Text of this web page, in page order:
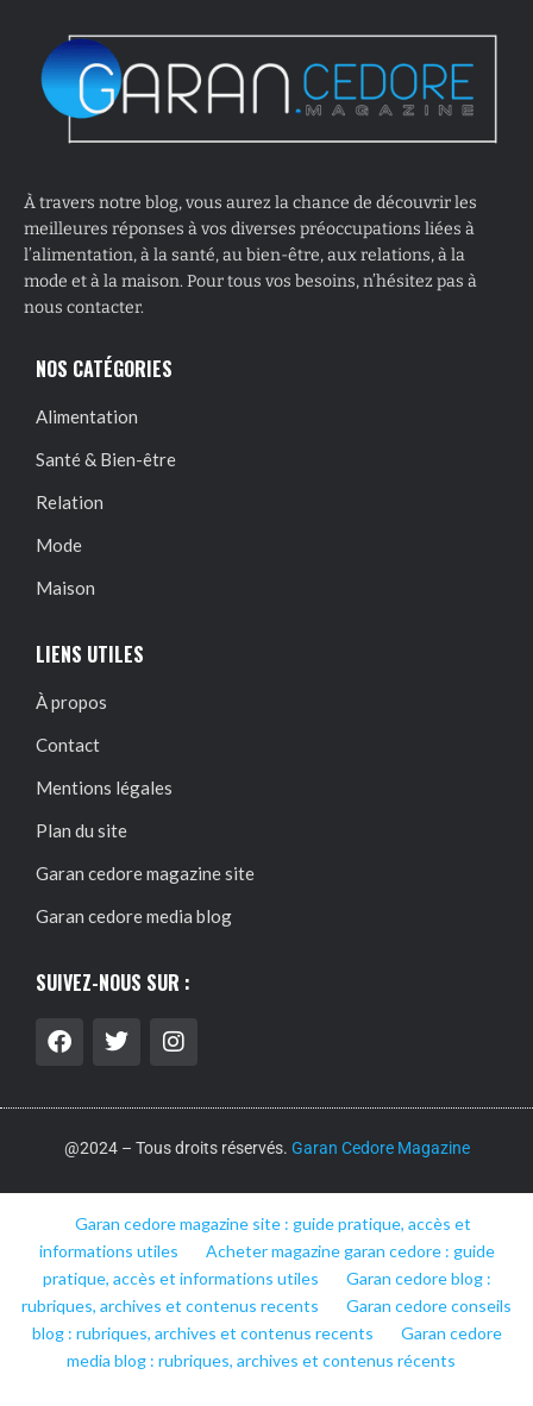
À travers notre blog, vous aurez la chance de découvrir les
meilleures réponses à vos diverses préoccupations liées à
l’alimentation, à la santé, au bien-être, aux relations, à la
mode et à la maison. Pour tous vos besoins, n’hésitez pas à
nous contacter.
NOS CATÉGORIES
Alimentation
Santé & Bien-être
Relation
Mode
Maison
LIENS UTILES
À propos
Contact
Mentions légales
Plan du site
Garan cedore magazine site
Garan cedore media blog
SUIVEZ-NOUS SUR :
@2024 – Tous droits réservés. Garan Cedore Magazine
Garan cedore magazine site : guide pratique, accès et
informations utiles
Acheter magazine garan cedore : guide
pratique, accès et informations utiles
Garan cedore blog :
rubriques, archives et contenus recents
Garan cedore conseils
blog : rubriques, archives et contenus recents
Garan cedore
media blog : rubriques, archives et contenus récents